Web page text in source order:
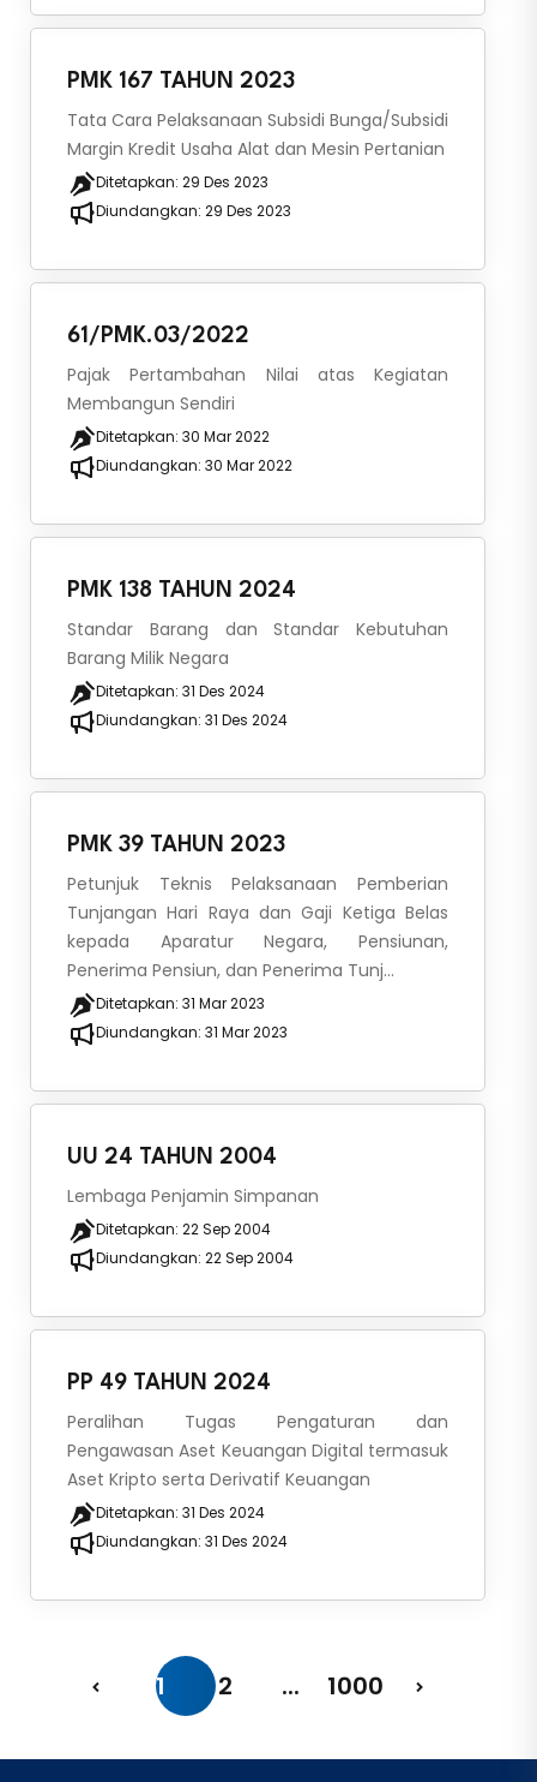
PMK 167 TAHUN 2023
Tata Cara Pelaksanaan Subsidi Bunga/Subsidi
Margin Kredit Usaha Alat dan Mesin Pertanian
Ditetapkan: 29 Des 2023
Diundangkan: 29 Des 2023
61/PMK.03/2022
Pajak Pertambahan Nilai atas Kegiatan
Membangun Sendiri
Ditetapkan: 30 Mar 2022
Diundangkan: 30 Mar 2022
PMK 138 TAHUN 2024
Standar Barang dan Standar Kebutuhan
Barang Milik Negara
Ditetapkan: 31 Des 2024
Diundangkan: 31 Des 2024
PMK 39 TAHUN 2023
Petunjuk Teknis Pelaksanaan Pemberian
Tunjangan Hari Raya dan Gaji Ketiga Belas
kepada Aparatur Negara, Pensiunan,
Penerima Pensiun, dan Penerima Tunj...
Ditetapkan: 31 Mar 2023
Diundangkan: 31 Mar 2023
UU 24 TAHUN 2004
Lembaga Penjamin Simpanan
Ditetapkan: 22 Sep 2004
Diundangkan: 22 Sep 2004
PP 49 TAHUN 2024
Peralihan Tugas Pengaturan dan
Pengawasan Aset Keuangan Digital termasuk
Aset Kripto serta Derivatif Keuangan
Ditetapkan: 31 Des 2024
Diundangkan: 31 Des 2024
1 2 ... 1000